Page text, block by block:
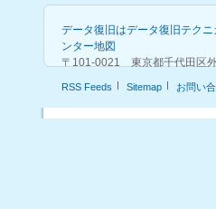
データ復旧はデータ復旧テク
ンター地図
〒101-0021 東京都千代田区
RSS Feeds Sitemap お問い